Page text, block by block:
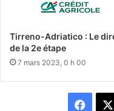
Tirreno-Adriatico : Le
de la 2e étape
7 mars 2023, 0 h 00